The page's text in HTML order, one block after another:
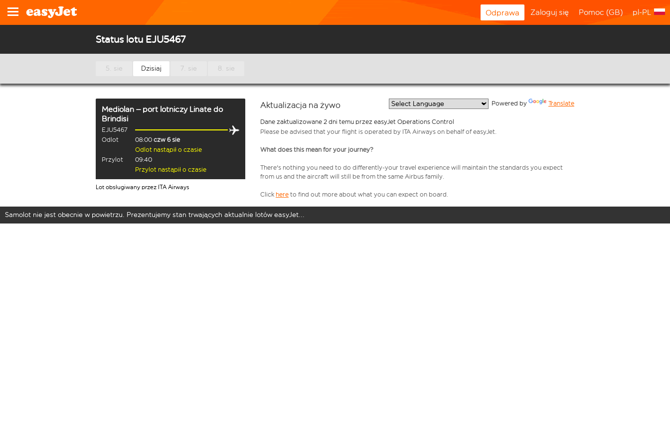
Odprawa Zaloguj się Pomoc (GB) pl-PL
Status lotu EJU5467
5. sie Dzisiaj 7. sie 8. sie
Mediolan – port lotniczy Linate do
Brindisi
EJU5467
Odlot
08:00 czw 6 sie
Odlot nastąpił o czasie
Przylot
09:40
Przylot nastąpił o czasie
Lot obsługiwany przez ITA Airways
Aktualizacja na żywo Powered by Translate
Dane zaktualizowane 2 dni temu przez easyJet Operations Control
Please be advised that your flight is operated by ITA Airways on behalf of easyJet.
What does this mean for your journey?
There's nothing you need to do differently-your travel experience will maintain the standards you expect
from us and the aircraft will still be from the same Airbus family.
Click here to find out more about what you can expect on board.
Samolot nie jest obecnie w powietrzu. Prezentujemy stan trwających aktualnie lotów easyJet...